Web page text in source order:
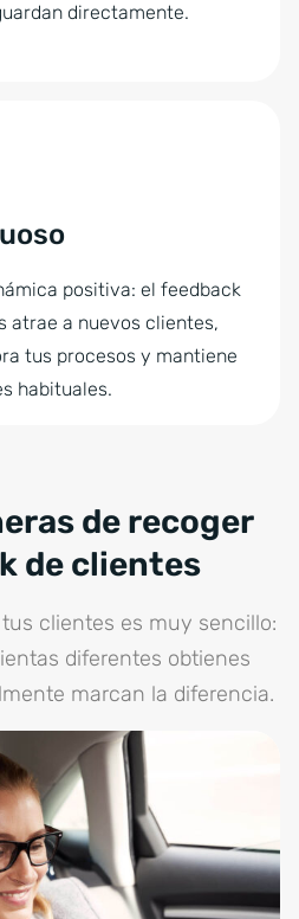
directamente.
positiva: el feedback
atrae a nuevos clientes,
tus procesos y mantiene
habituales.
de recoger
de clientes
clientes es muy sencillo:
diferentes obtienes
marcan la diferencia.